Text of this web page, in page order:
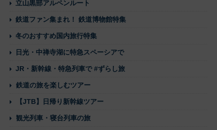
立山黒部アルペンルート
鉄道ファン集まれ！ 鉄道博物館特集
冬のおすすめ国内旅行特集
日光・中禅寺湖に特急スペーシアで
JR・新幹線・特急列車で #ずらし旅
鉄道の旅を楽しむツアー
【JTB】日帰り新幹線ツアー
観光列車・寝台列車の旅